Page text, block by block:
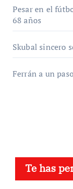
Pesar en el
68 años
Skubal sincero
Ferrán a un
Te has